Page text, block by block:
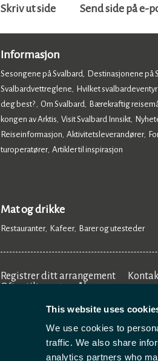
This website uses
We use cookies to
traffic. We also share
analytics partners who
Skriv ut side Send side på e-
Informasjon
Sesongene på Svalbard, Destinasjonene på
Svalbardvettreglene,
Hvilket
deg best?, Om Svalbard, Bærekraftig
kongen av Arktis, Visit Svalbard Innsikt,
Reiseinformasjon, Aktivitetsleverandører,
turoperatører, Artikler til inspirasjon
Mat og drikke
Restauranter, Kafeer, Barer og utesteder,
Registrer ditt arrangement
Ofte stilte spørsmål